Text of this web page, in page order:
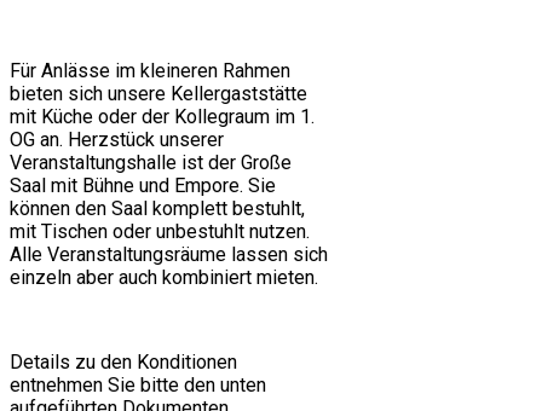
Für Anlässe im kleineren Rahmen
bieten sich unsere Kellergaststätte
mit Küche oder der Kollegraum im 1.
OG an. Herzstück unserer
Veranstaltungshalle ist der Große
Saal mit Bühne und Empore. Sie
können den Saal komplett bestuhlt,
mit Tischen oder unbestuhlt nutzen.
Alle Veranstaltungsräume lassen sich
einzeln aber auch kombiniert mieten.
Details zu den Konditionen
entnehmen Sie bitte den unten